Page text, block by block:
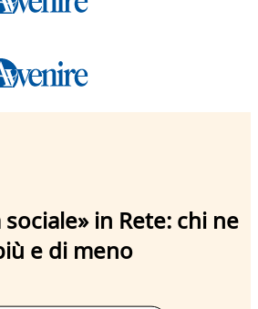
in Rete: chi ne
e di meno